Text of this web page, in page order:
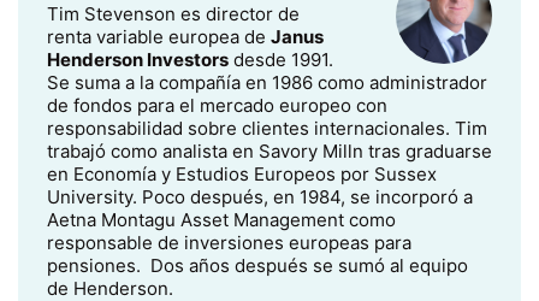
Tim Stevenson es director de
renta variable europea de Janus
Henderson Investors desde 1991.
Se suma a la compañía en 1986 como administrador
de fondos para el mercado europeo con
responsabilidad sobre clientes internacionales. Tim
trabajó como analista en Savory Milln tras graduarse
en Economía y Estudios Europeos por Sussex
University. Poco después, en 1984, se incorporó a
Aetna Montagu Asset Management como
responsable de inversiones europeas para
pensiones. Dos años después se sumó al equipo
de Henderson.